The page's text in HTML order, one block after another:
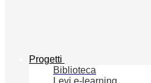
Progetti
Biblioteca